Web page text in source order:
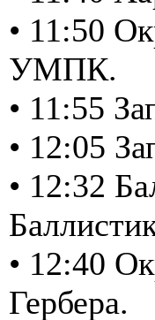
• 11:50
УМПК.
• 11:55
• 12:05
• 12:32
• 12:40
Гербера.